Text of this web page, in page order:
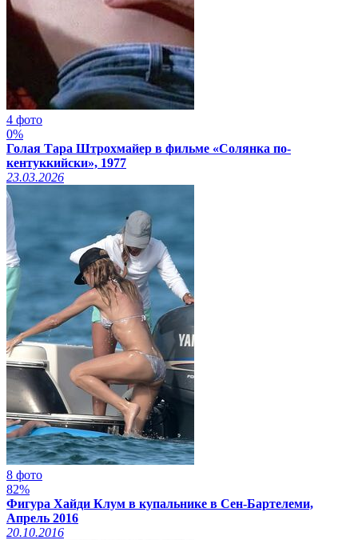
4 фото
0%
Голая Тара Штрохмайер в фильме «Солянка по-
кентуккийски», 1977
23.03.2026
8 фото
82%
Фигура Хайди Клум в купальнике в Сен-Бартелеми,
Апрель 2016
20.10.2016